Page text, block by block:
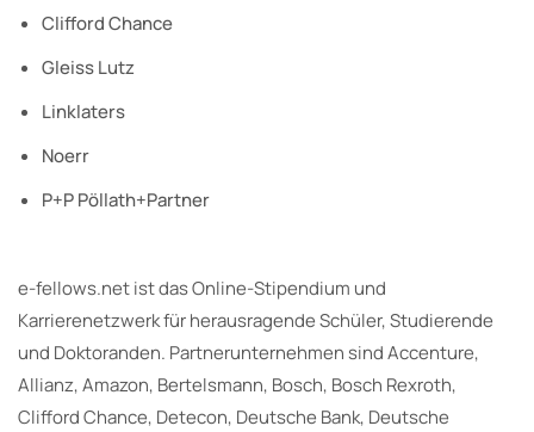
Clifford Chance
Gleiss Lutz
Linklaters
Noerr
P+P Pöllath+Partner
e-fellows.net ist das Online-Stipendium und
Karrierenetzwerk für herausragende Schüler, Studierende
und Doktoranden. Partnerunternehmen sind Accenture,
Allianz, Amazon, Bertelsmann, Bosch, Bosch Rexroth,
Clifford Chance, Detecon, Deutsche Bank, Deutsche